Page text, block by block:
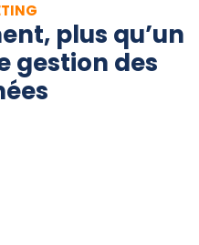
plus qu’un
gestion des